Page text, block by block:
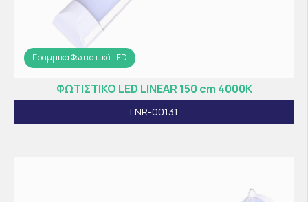
Γραμμικά Φωτιστικά LED
ΦΩΤΙΣΤΙΚΟ LED LINEAR 150 cm 4000K
LNR-00131